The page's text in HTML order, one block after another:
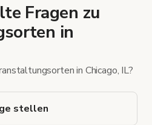
Fragen zu
in
in Chicago, IL?
stellen